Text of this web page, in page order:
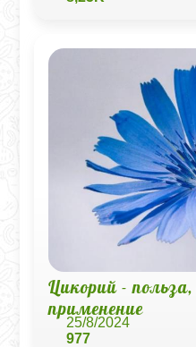
Цикорий -
применение
25/8/2024
977